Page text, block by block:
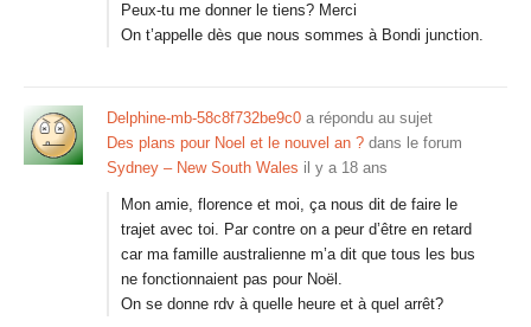
Peux-tu me donner le tiens? Merci
On t’appelle dès que nous sommes à Bondi junction.
Delphine-mb-58c8f732be9c0 a répondu au sujet
Des plans pour Noel et le nouvel an ? dans le forum
Sydney – New South Wales il y a 18 ans
Mon amie, florence et moi, ça nous dit de faire le
trajet avec toi. Par contre on a peur d’être en retard
car ma famille australienne m’a dit que tous les bus
ne fonctionnaient pas pour Noël.
On se donne rdv à quelle heure et à quel arrêt?